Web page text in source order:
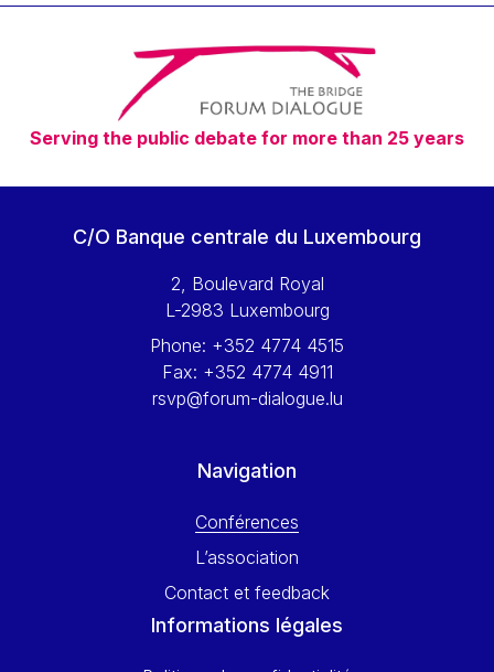
Vassilios Skouris
Vítor Manuel da Silva Caldeira
Viviane Reding
Walter Hagg
Walter RADERMACHER
Werner Hoyer
Yossi Beillin
Yves Mersch
Serving the public debate for more than 25 years
C/O Banque centrale du Luxembourg
2, Boulevard Royal
L-2983 Luxembourg
Phone: +352 4774 4515
Fax: +352 4774 4911
rsvp@forum-dialogue.lu
Navigation
Conférences
L’association
Contact et feedback
Informations légales